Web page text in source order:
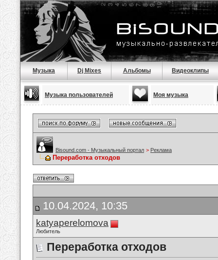
Музыка Dj Mixes Альбомы Видеоклипы
Музыка пользователей Моя музыка
Bisound.com - Музыкальный портал > Реклама
Переработка отходов
10.04.2024, 10:35
katyaperelomova
Любитель
Переработка отходов